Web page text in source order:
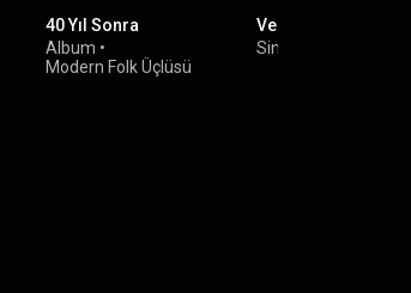
40 Yıl Sonra
Album •
Modern Folk Üçlüsü
Versin Tanrı
Single